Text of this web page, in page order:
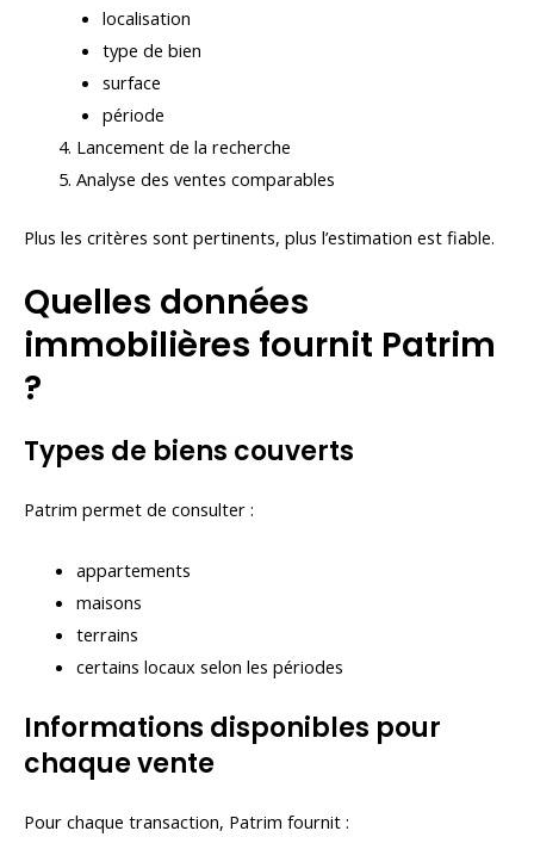
localisation
type de bien
surface
période
Lancement de la recherche
Analyse des ventes comparables
Plus les critères sont pertinents, plus l’estimation est fiable.
Quelles données
immobilières fournit Patrim
?
Types de biens couverts
Patrim permet de consulter :
appartements
maisons
terrains
certains locaux selon les périodes
Informations disponibles pour
chaque vente
Pour chaque transaction, Patrim fournit :